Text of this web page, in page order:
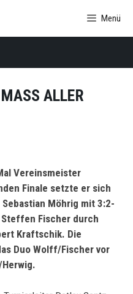
Menü
ALLER D
Vereinsmeister
Finale setzte er sich
Möhrig mit 3:2-
Fischer durch
Kraftschik. Die
Duo Wolff/Fischer vor